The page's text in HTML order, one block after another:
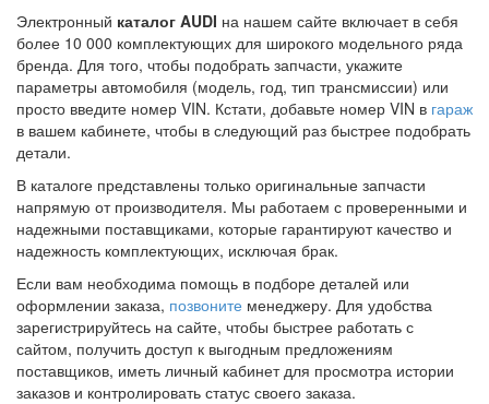
Электронный каталог AUDI на нашем сайте включает в себя
более 10 000 комплектующих для широкого модельного ряда
бренда. Для того, чтобы подобрать запчасти, укажите
параметры автомобиля (модель, год, тип трансмиссии) или
просто введите номер VIN. Кстати, добавьте номер VIN в гараж
в вашем кабинете, чтобы в следующий раз быстрее подобрать
детали.
В каталоге представлены только оригинальные запчасти
напрямую от производителя. Мы работаем с проверенными и
надежными поставщиками, которые гарантируют качество и
надежность комплектующих, исключая брак.
Если вам необходима помощь в подборе деталей или
оформлении заказа, позвоните менеджеру. Для удобства
зарегистрируйтесь на сайте, чтобы быстрее работать с
сайтом, получить доступ к выгодным предложениям
поставщиков, иметь личный кабинет для просмотра истории
заказов и контролировать статус своего заказа.